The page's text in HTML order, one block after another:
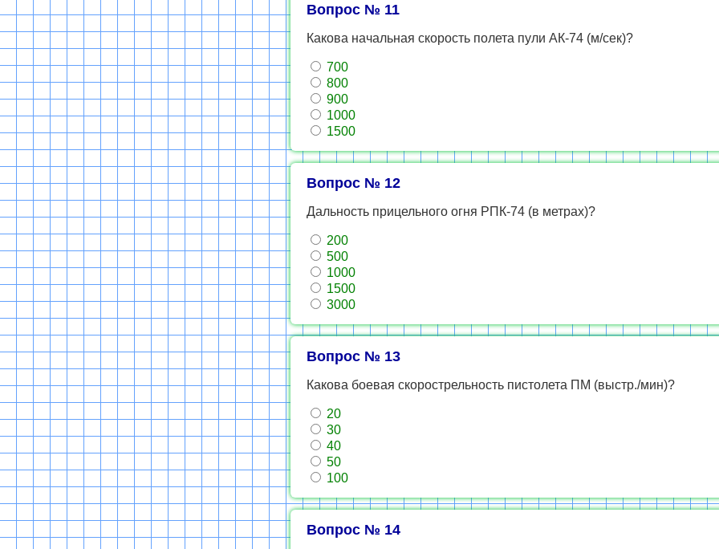
Вопрос № 11
Какова начальная скорость полета пули АК-74 (м/сек)?
700
800
900
1000
1500
Вопрос № 12
Дальность прицельного огня РПК-74 (в метрах)?
200
500
1000
1500
3000
Вопрос № 13
Какова боевая скорострельность пистолета ПМ (выстр./мин)?
20
30
40
50
100
Вопрос № 14